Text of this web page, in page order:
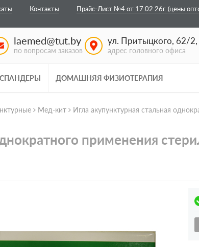
Контакты Прайс-Лист №4 от 17.02.26г. (цены
laemed@tut.by
по вопросам заказов
ул. Притыцкого, 62/2,
адрес головного офиса
ДОМАШНЯЯ ФИЗИОТЕРАПИЯ
Meд-кит Игла акупунктурная стальная
применения